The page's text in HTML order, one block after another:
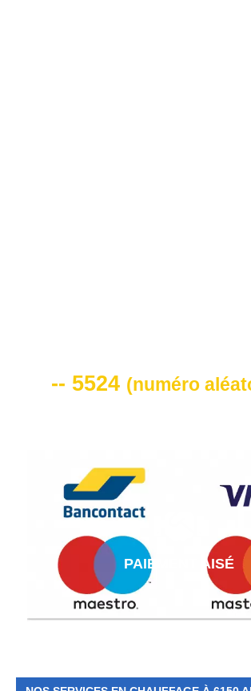
-- 5524 (numéro
PAIEMENT AISÉ